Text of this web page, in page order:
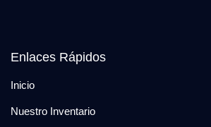
Enlaces Rápidos
Inicio
Nuestro Inventario